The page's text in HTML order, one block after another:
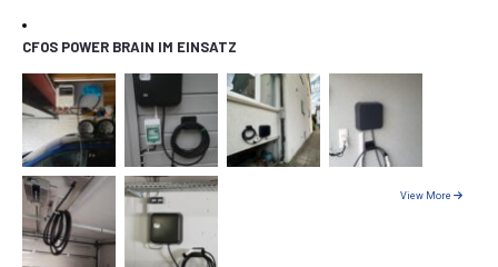
CFOS POWER BRAIN IM EINSATZ
View More